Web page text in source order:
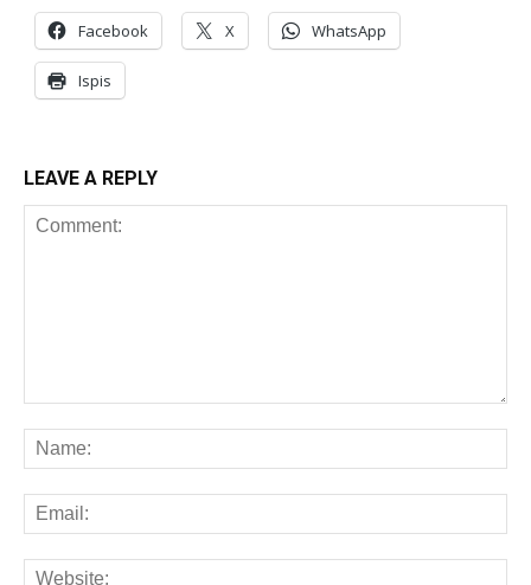
Facebook X WhatsApp
Ispis
LEAVE A REPLY